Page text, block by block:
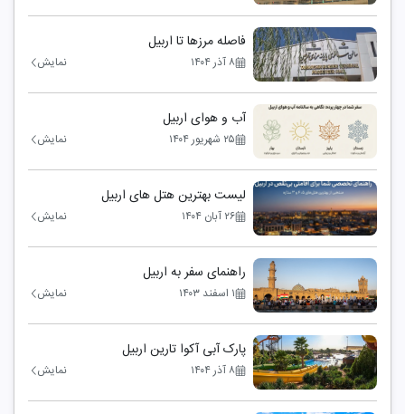
فاصله مرزها تا اربیل
۸ آذر ۱۴۰۴ نمایش
آب و هوای اربیل
۲۵ شهریور ۱۴۰۴ نمایش
لیست بهترین هتل های اربیل
۲۶ آبان ۱۴۰۴ نمایش
راهنمای سفر به اربیل
۱ اسفند ۱۴۰۳ نمایش
پارک آبی آکوا تارین اربیل
۸ آذر ۱۴۰۴ نمایش